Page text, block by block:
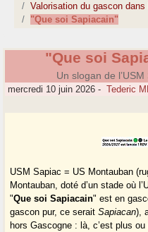
Valorisation du gascon dans
"Que soi Sapiacain"
"Que soi
Un slogan de l’USM
mercredi 10 juin 2026 - Tederic
USM Sapiac = US Montauban
Montauban, doté d’un stade où
"Que soi Sapiacain" est en
gascon pur, ce seraitSapiacan),
hors Gascogne : là, c’est plus